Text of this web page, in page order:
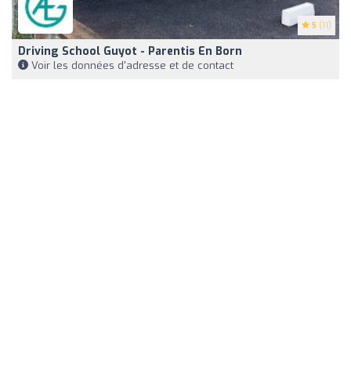
5 (11)
Driving School Guyot - Parentis En Born
Voir les données d'adresse et de contact